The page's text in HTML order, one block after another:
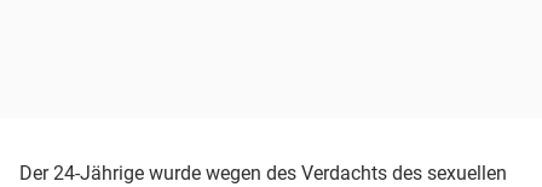
Der 24-Jährige wurde wegen des Verdachts des sexuellen